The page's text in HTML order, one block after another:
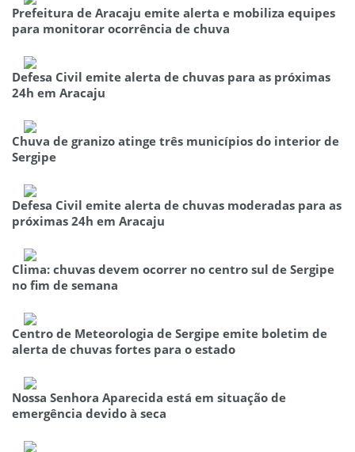
Prefeitura de Aracaju emite alerta e mobiliza equipes
para monitorar ocorrência de chuva
Defesa Civil emite alerta de chuvas para as próximas
24h em Aracaju
Chuva de granizo atinge três municípios do interior de
Sergipe
Defesa Civil emite alerta de chuvas moderadas para as
próximas 24h em Aracaju
Clima: chuvas devem ocorrer no centro sul de Sergipe
no fim de semana
Centro de Meteorologia de Sergipe emite boletim de
alerta de chuvas fortes para o estado
Nossa Senhora Aparecida está em situação de
emergência devido à seca